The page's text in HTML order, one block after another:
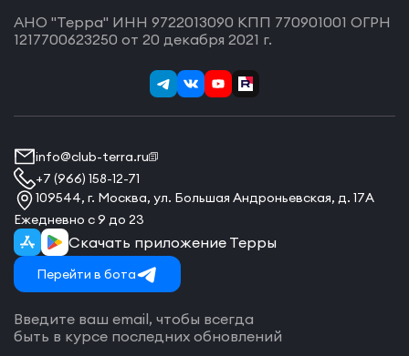
АНО "Терра" ИНН 9722013090 КПП 770901001 ОГРН
1217700623250 от 20 декабря 2021 г.
info@club-terra.ru
+7 (966) 158-12-71
109544, г. Москва, ул. Большая Андроньевская, д. 17А
Ежедневно с 9 до 23
Скачать приложение Терры
Перейти в бота
Введите ваш email, чтобы всегда
быть в курсе последних обновлений